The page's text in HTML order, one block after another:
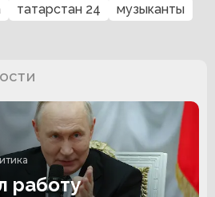
татарстан 24
музыканты
работу